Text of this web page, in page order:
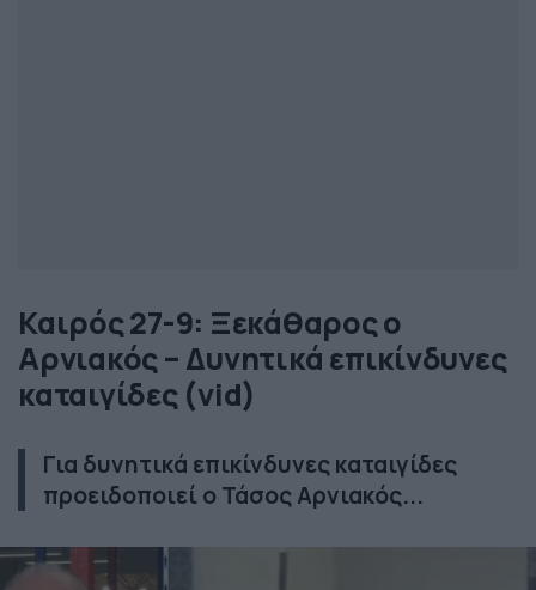
Καιρός 27-9: Ξεκάθαρος ο
Αρνιακός – Δυνητικά επικίνδυνες
καταιγίδες (vid)
Για δυνητικά επικίνδυνες καταιγίδες
προειδοποιεί ο Τάσος Αρνιακός...